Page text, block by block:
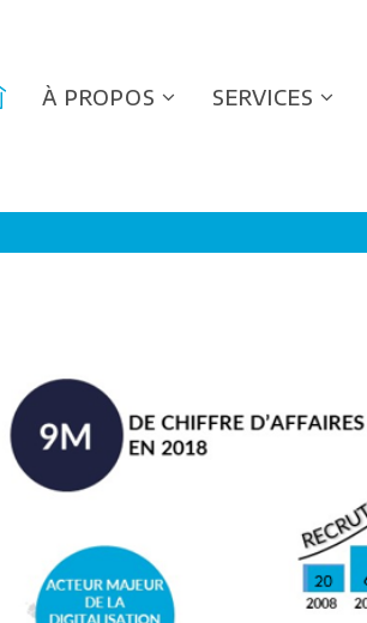
À PROPOS SERVICES